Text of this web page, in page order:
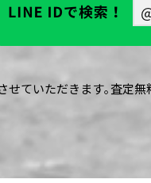
せていただきます｡査定